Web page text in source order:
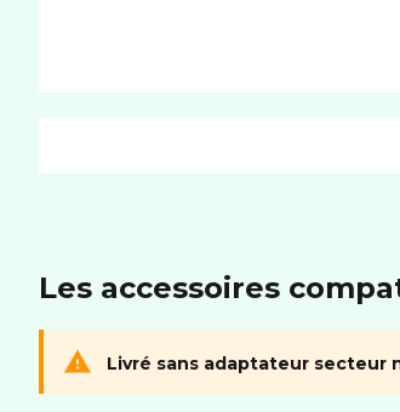
MÉMOIRE
Les accessoires
Livré sans adaptateur secteur